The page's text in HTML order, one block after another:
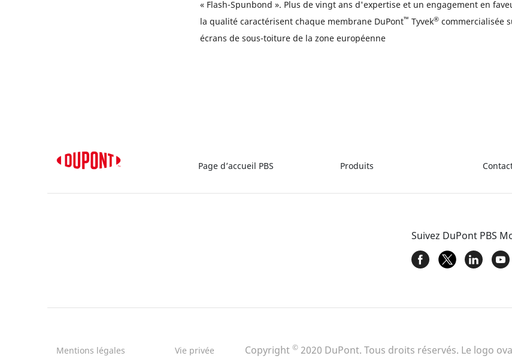
« Flash-Spunbond ». Plus de vingt ans d'expertise et un engagement en
la qualité caractérisent chaque membrane DuPont™ Tyvek®commercialisée
écrans de sous-toiture de la zone européenne
Page d’accueil PBS Produits
Suivez DuPont PBS
Mentions légales Vie privée Copyright© 2020 DuPont. Tous droits réservés. Le logo